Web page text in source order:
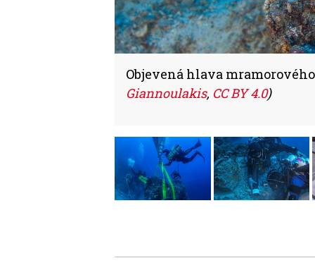
Objevená hlava
Giannoulakis, CC BY 4.0)